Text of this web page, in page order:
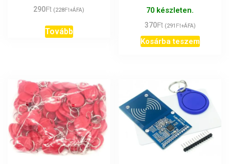
290Ft (228Ft+ÁFA)
Tovább
70 készleten.
370Ft (291 Ft+ÁFA)
Kosárba teszem